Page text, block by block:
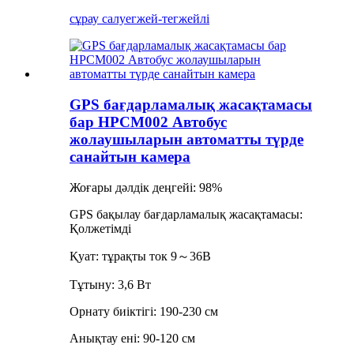
сұрау салуегжей-тегжейлі
GPS бағдарламалық жасақтамасы
бар HPCM002 Автобус
жолаушыларын автоматты түрде
санайтын камера
Жоғары дәлдік деңгейі: 98%
GPS бақылау бағдарламалық жасақтамасы:
Қолжетімді
Қуат: тұрақты ток 9～36В
Тұтыну: 3,6 Вт
Орнату биіктігі: 190-230 см
Анықтау ені: 90-120 см